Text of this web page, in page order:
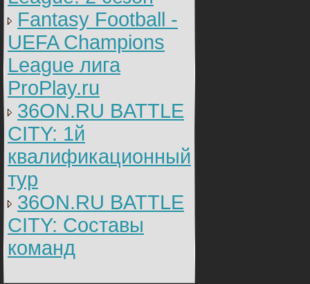
Fantasy Football -
UEFA Champions
League лига
ProPlay.ru
36ON.RU BATTLE
CITY: 1й
квалификационный
тур
36ON.RU BATTLE
CITY: Составы
команд